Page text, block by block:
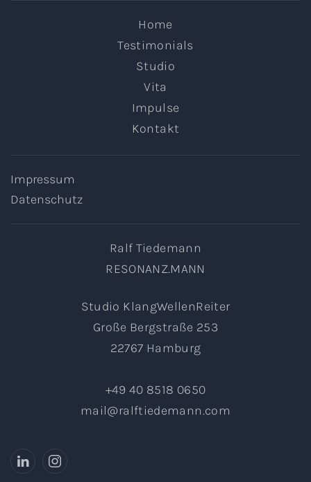
Home
Testimonials
Studio
Vita
Impulse
Kontakt
Impressum
Datenschutz
Ralf Tiedemann
RESONANZ.MANN
Studio KlangWellenReiter
Große Bergstraße 253
22767 Hamburg
+49 40 8518 0650
mail@ralftiedemann.com